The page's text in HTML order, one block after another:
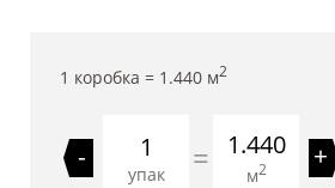
1 коробка = 1.440 м2
-
упак = 1.440
м2 +